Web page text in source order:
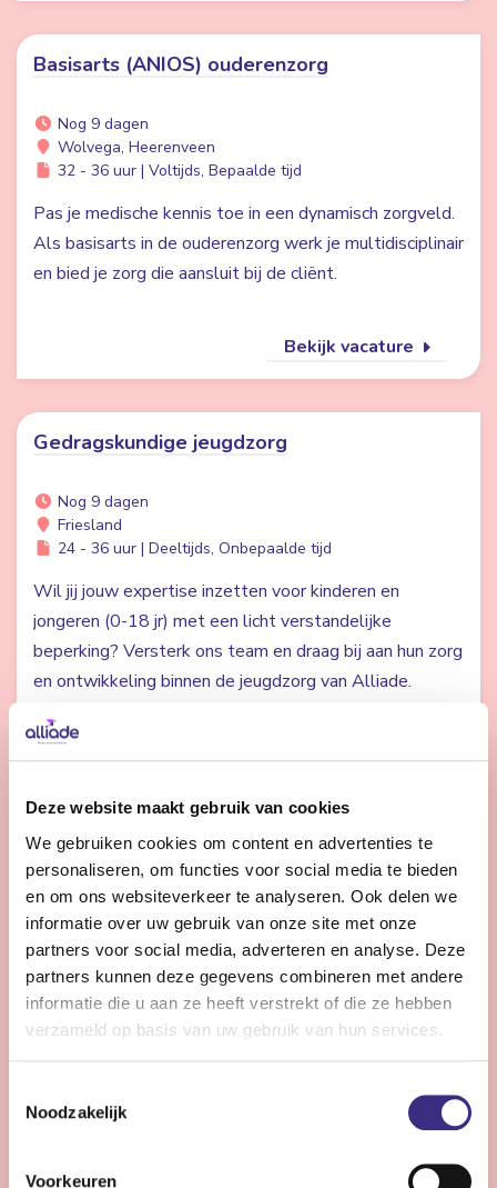
Deze website maakt gebruik van cookies
We gebruiken cookies om content en advertenties te
personaliseren, om functies voor social media te bieden
en om ons websiteverkeer te analyseren. Ook delen we
informatie over uw gebruik van onze site met onze
partners voor social media, adverteren en analyse. Deze
partners kunnen deze gegevens combineren met andere
informatie die u aan ze heeft verstrekt of die ze hebben
verzameld op basis van uw gebruik van hun services.
Noodzakelijk
Voorkeuren
Basisarts (ANIOS) ouderenzorg
Nog 9 dagen
Wolvega, Heerenveen
32 - 36 uur | Voltijds, Bepaalde tijd
Pas je medische kennis toe in een dynamisch zorgveld.
Als basisarts in de ouderenzorg werk je multidisciplinair
en bied je zorg die aansluit bij de cliënt.
Bekijk vacature
Gedragskundige jeugdzorg
Nog 9 dagen
Friesland
24 - 36 uur | Deeltijds, Onbepaalde tijd
Wil jij jouw expertise inzetten voor kinderen en
jongeren (0-18 jr) met een licht verstandelijke
beperking? Versterk ons team en draag bij aan hun zorg
en ontwikkeling binnen de jeugdzorg van Alliade.
Bekijk vacature
GZ-psycholoog of orthopedagoog-generalist
- jeugdzorg
Friesland
24 - 36 uur | Deeltijds, Onbepaalde tijd
Maak het verschil voor kinderen en jongeren in de
maandsalaris.